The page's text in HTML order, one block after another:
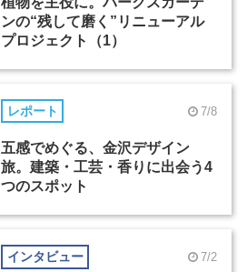
ンの“残して磨く”リニューアル
プロジェクト（1）
レポート 7/8
五感でめぐる、金沢デザイン
旅。建築・工芸・香りに出会う4
つのスポット
インタビュー 7/2